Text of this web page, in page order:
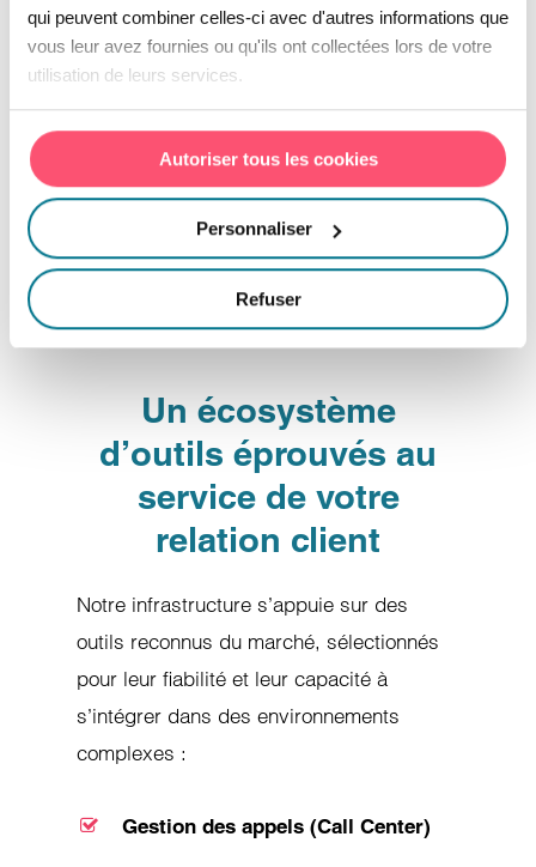
qui peuvent combiner celles-ci avec d'autres informations que
vous leur avez fournies ou qu'ils ont collectées lors de votre
utilisation de leurs services.
Autoriser tous les cookies
Personnaliser
Refuser
Un écosystème
d’outils éprouvés au
service de votre
relation client
Notre infrastructure s’appuie sur des
outils reconnus du marché, sélectionnés
pour leur fiabilité et leur capacité à
s’intégrer dans des environnements
complexes :
Gestion des appels (Call Center)